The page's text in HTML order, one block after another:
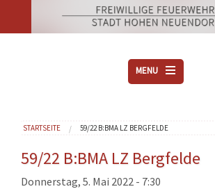
MENU
VEREINE
AKTUELLES
DOWNLOADS
Sie sind hier
STARTSEITE 59/22 B:BMA LZ BERGFELDE
59/22 B:BMA LZ Bergfelde
Donnerstag, 5. Mai 2022 - 7:30